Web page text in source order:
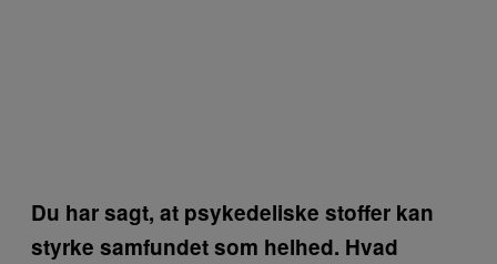
Du har sagt, at psykedeliske stoffer kan
styrke samfundet som helhed. Hvad